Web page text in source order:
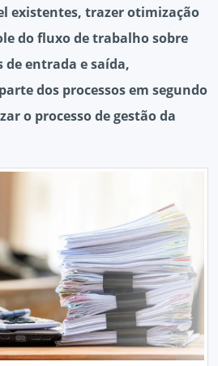
existentes, trazer otimização
do fluxo de trabalho sobre
entrada e saída,
dos processos em segundo
o processo de gestão da